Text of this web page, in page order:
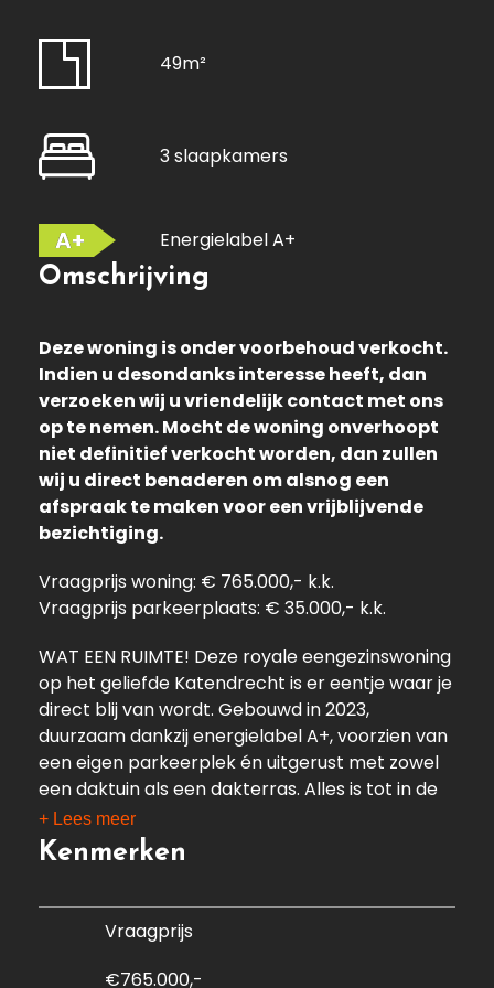
49m²
3 slaapkamers
A+ Energielabel A+
Omschrijving
Deze woning is onder voorbehoud verkocht.
Indien u desondanks interesse heeft, dan
verzoeken wij u vriendelijk contact met ons
op te nemen. Mocht de woning onverhoopt
niet definitief verkocht worden, dan zullen
wij u direct benaderen om alsnog een
afspraak te maken voor een vrijblijvende
bezichtiging.
Vraagprijs woning: € 765.000,- k.k.
Vraagprijs parkeerplaats: € 35.000,- k.k.
WAT EEN RUIMTE! Deze royale eengezinswoning
op het geliefde Katendrecht is er eentje waar je
direct blij van wordt. Gebouwd in 2023,
duurzaam dankzij energielabel A+, voorzien van
een eigen parkeerplek én uitgerust met zowel
een daktuin als een dakterras. Alles is tot in de
puntjes afgewerkt en je kunt hier zó intrekken.
Welkom! Op de begane grond kom je binnen in
uitgerust met alles wat je nodig hebt. Terwijl jij
kookt, schuiven je gasten gezellig aan bij het
+ Lees meer
Kenmerken
Vraagprijs
€765.000,-